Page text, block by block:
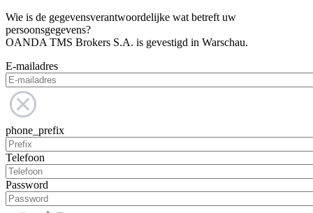
Wie is de gegevensverantwoordelijke wat betreft uw
persoonsgegevens?
OANDA TMS Brokers S.A. is gevestigd in Warschau.
E-mailadres
phone_prefix
Telefoon
Password